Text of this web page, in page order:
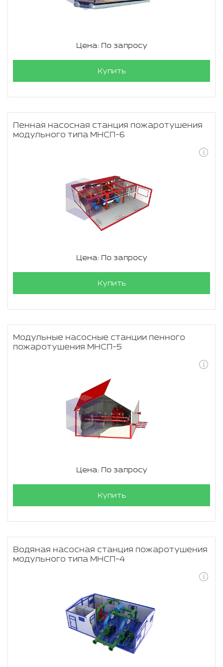
Цена: По запросу
Купить
Пенная насосная станция пожаротушения
модульного типа МНСП-6
Цена: По запросу
Купить
Модульные насосные станции пенного
пожаротушения МНСП-5
Цена: По запросу
Купить
Водяная насосная станция пожаротушения
модульного типа МНСП-4